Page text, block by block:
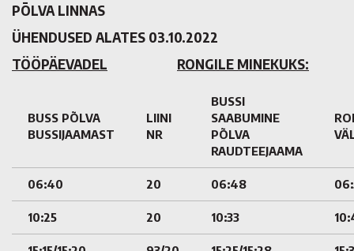
PÕLVA LINNAS
ÜHENDUSED ALATES 03.10.2022
TÖÖPÄEVADEL
RONGILE MINEKUKS:
BUSS PÕLVA
BUSSIJAAMAST
LIINI
NR
BUSSI
SAABUMINE
PÕLVA
RAUDTEEJAAMA
06:40 20 06:48
10:25 20 10:33